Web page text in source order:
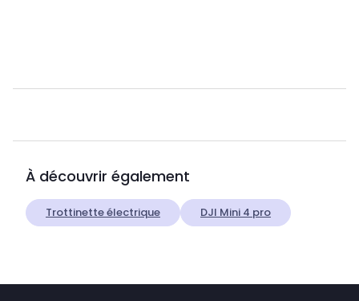
À découvrir également
Trottinette électrique DJI Mini 4 pro